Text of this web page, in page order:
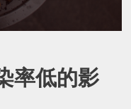
率低的影